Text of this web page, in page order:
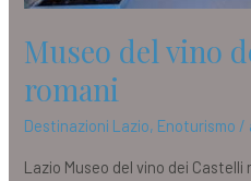
Museo del vino
romani
Destinazioni Lazio, Enoturismo /
Lazio Museo del vino dei Castelli